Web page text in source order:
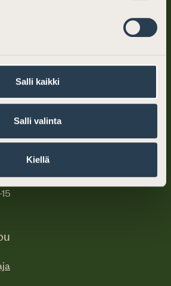
Salli kaikki
Salli valinta
Kiellä